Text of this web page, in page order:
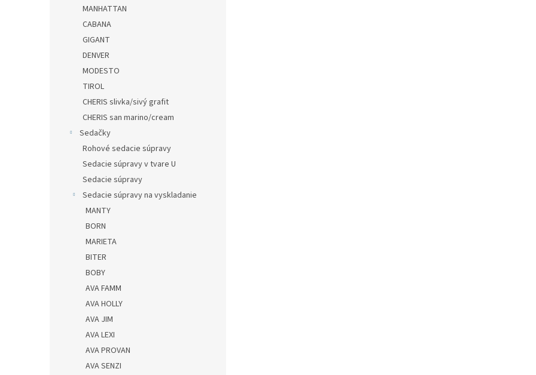
MANHATTAN
CABANA
GIGANT
DENVER
MODESTO
TIROL
CHERIS slivka/sivý grafit
CHERIS san marino/cream
Sedačky
Rohové sedacie súpravy
Sedacie súpravy v tvare U
Sedacie súpravy
Sedacie súpravy na vyskladanie
MANTY
BORN
MARIETA
BITER
BOBY
AVA FAMM
AVA HOLLY
AVA JIM
AVA LEXI
AVA PROVAN
AVA SENZI